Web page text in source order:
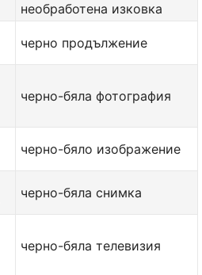
необработена изковка
черно продължение
черно-бяла фотография
черно-бяло изображение
черно-бяла снимка
черно-бяла телевизия